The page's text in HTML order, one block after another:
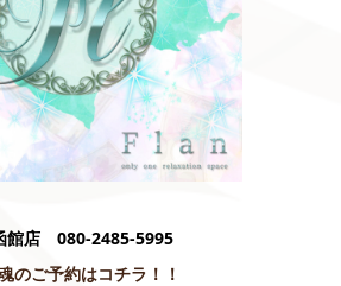
館店 080-2485-5995
のご予約はコチラ！！